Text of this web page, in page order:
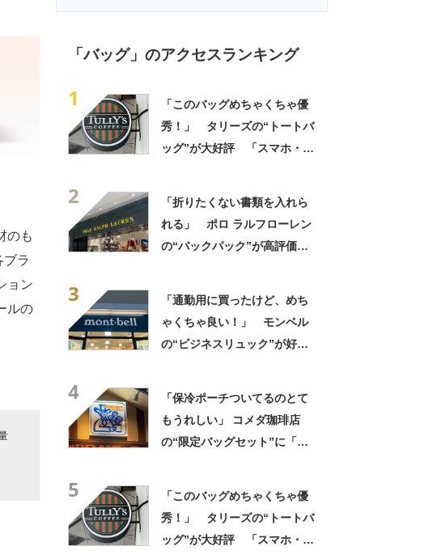
のも
ラ
ョン
ルの
「バッグ」のアクセスランキング
1
「このバッグめちゃくちゃ優
秀！」 タリーズの“トートバ
ッグ”が大好評 「スマホ・財
2
「折りたくない書類を入れら
れる」 ポロ ラルフローレン
の“バックパック”が高評価
3
「通勤用に買ったけど、めち
ゃくちゃ良い！」 モンベル
の“ビジネスリュック”が好
4
「保冷ポーチついてるのとて
もうれしい」 コメダ珈琲店
の“限定バッグセット”に「ペ
5
「このバッグめちゃくちゃ優
秀！」 タリーズの“トートバ
ッグ”が大好評 「スマホ・財